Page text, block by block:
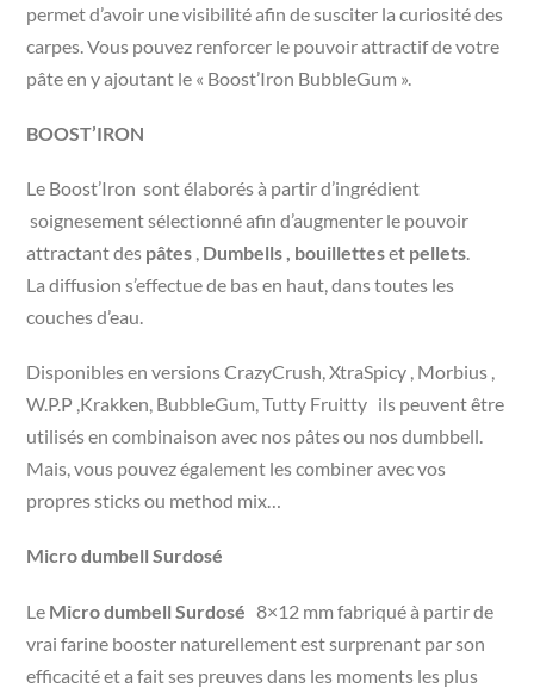
permet d’avoir une visibilité afin de susciter la curiosité des
carpes. Vous pouvez renforcer le pouvoir attractif de votre
pâte en y ajoutant le « Boost’Iron BubbleGum ».
BOOST’IRON
Le Boost’Iron sont élaborés à partir d’ingrédient
soignesement sélectionné afin d’augmenter le pouvoir
attractant des pâtes , Dumbells , bouilletteset pellets.
La diffusion s’effectue de bas en haut, dans toutes les
couches d’eau.
Disponibles en versions CrazyCrush, XtraSpicy , Morbius ,
W.P.P ,Krakken, BubbleGum, Tutty Fruitty ils peuvent être
utilisés en combinaison avec nos pâtes ou nos dumbbell.
Mais, vous pouvez également les combiner avec vos
propres sticks ou method mix…
Micro dumbell Surdosé
Le Micro dumbell Surdosé 8×12 mm fabriqué à partir de
vrai farine booster naturellement est surprenant par son
efficacité et a fait ses preuves dans les moments les plus